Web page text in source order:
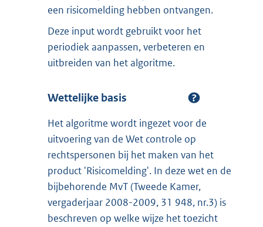
een risicomelding hebben ontvangen.
Deze input wordt gebruikt voor het
periodiek aanpassen, verbeteren en
uitbreiden van het algoritme.
Wettelijke basis
Het algoritme wordt ingezet voor de
uitvoering van de Wet controle op
rechtspersonen bij het maken van het
product 'Risicomelding'. In deze wet en de
bijbehorende MvT (Tweede Kamer,
vergaderjaar 2008-2009, 31 948, nr.3) is
beschreven op welke wijze het toezicht